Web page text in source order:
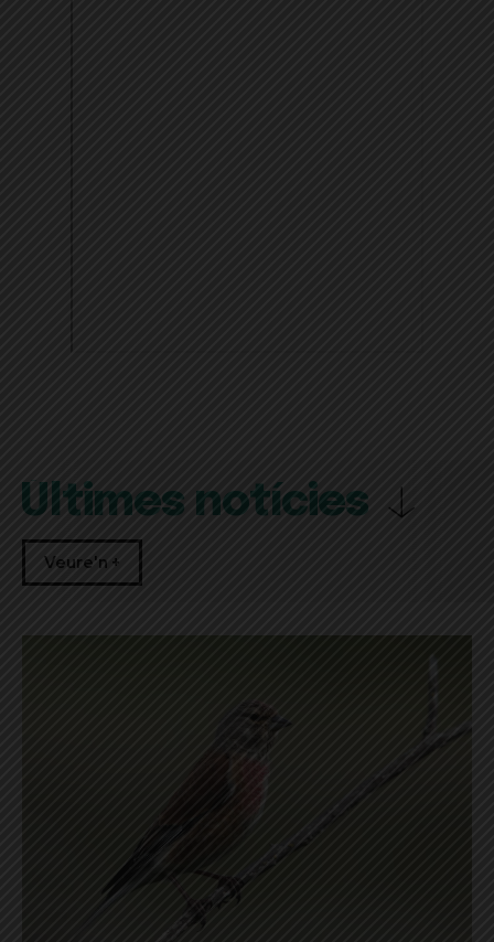
Últimes notícies
Veure'n +